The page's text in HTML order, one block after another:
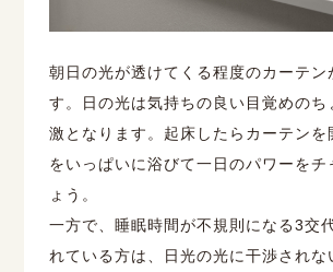
朝日の光が透けてくる程度のカーテン
す。日の光は気持ちの良い目覚めのち
激となります。起床したらカーテンを
をいっぱいに浴びて一日のパワーをチ
ょう。
一方で、睡眠時間が不規則になる3交
れている方は、日光の光に干渉されな